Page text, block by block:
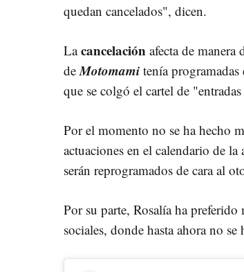
quedan cancelados", dicen.
Lacancelación afecta de manera
de Motomami tenía
que se colgó el cartel de
Por el momento no se ha hecho
actuaciones en el calendario de
serán reprogramados de cara al
Por su parte, Rosalía ha preferido
sociales, donde hasta ahora no